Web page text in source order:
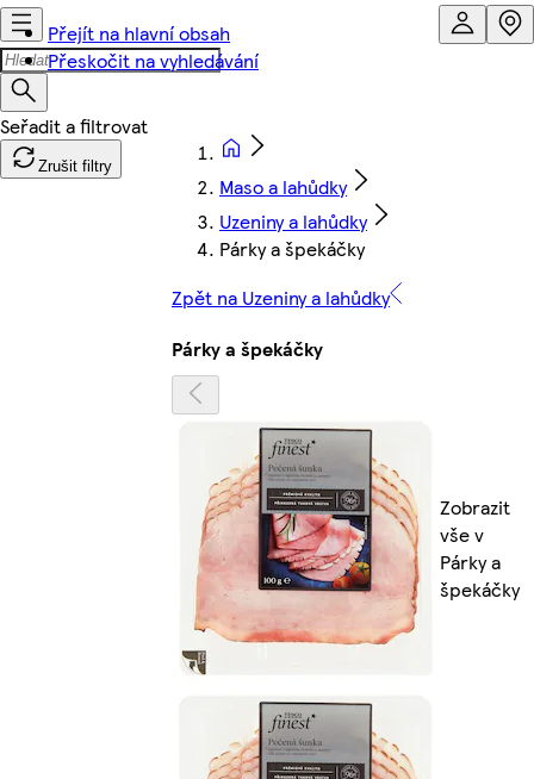
Přejít na hlavní obsah
Přeskočit na vyhledávání
Zrušit filtry
Maso a lahůdky
Uzeniny a lahůdky
Párky a špekáčky
Zpět na Uzeniny a lahůdky
Párky a špekáčky
Zobrazit
vše v
Párky a
špekáčky